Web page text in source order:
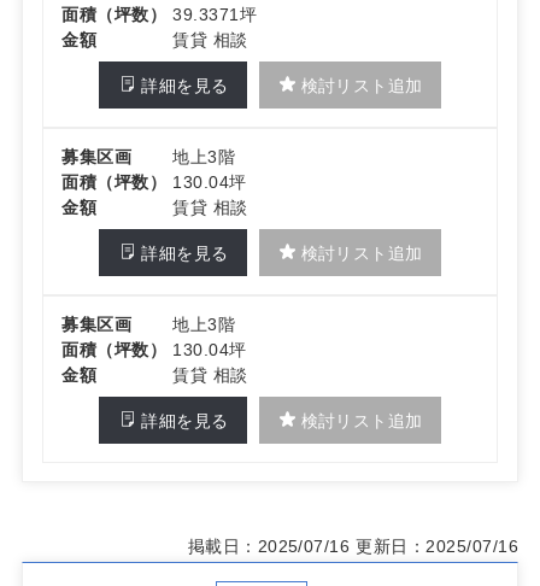
面積（坪数）
39.3371坪
金額
賃貸 相談
詳細を見る 検討リスト追加
募集区画
地上3階
面積（坪数）
130.04坪
金額
賃貸 相談
詳細を見る 検討リスト追加
募集区画
地上3階
面積（坪数）
130.04坪
金額
賃貸 相談
詳細を見る 検討リスト追加
掲載日：2025/07/16 更新日：2025/07/16